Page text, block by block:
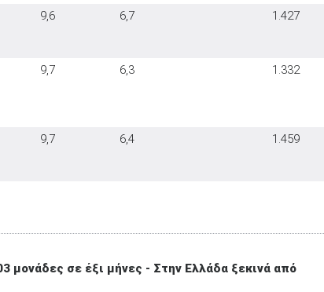
9,6 6,7 1.427
9,7 6,3 1.332
9,7 6,4 1.459
μονάδες σε έξι μήνες - Στην Ελλάδα ξεκινά από